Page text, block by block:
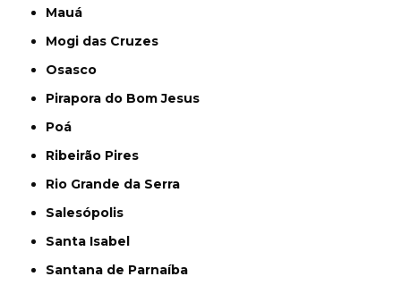
Mauá
Mogi das Cruzes
Osasco
Pirapora do Bom Jesus
Poá
Ribeirão Pires
Rio Grande da Serra
Salesópolis
Santa Isabel
Santana de Parnaíba